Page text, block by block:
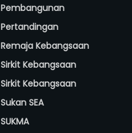
Pembangunan
Pertandingan
Remaja Kebangsaan
Sirkit Kebangsaan
Sirkit Kebangsaan
Sukan SEA
SUKMA